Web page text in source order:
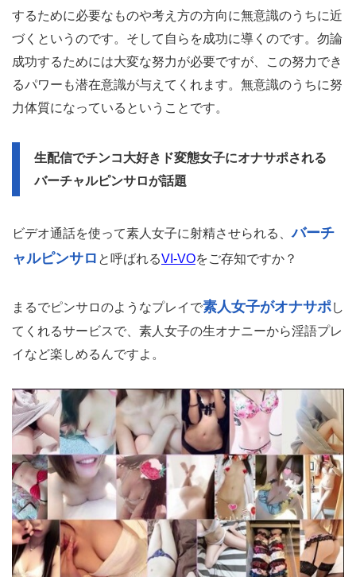
するために必要なものや考え方の方向に無意識のうちに近
づくというのです。そして自らを成功に導くのです。勿論
成功するためには大変な努力が必要ですが、この努力でき
るパワーも潜在意識が与えてくれます。無意識のうちに努
力体質になっているということです。
生配信でチンコ大好きド変態女子にオナサポされる
バーチャルピンサロが話題
ビデオ通話を使って素人女子に射精させられる、バーチ
ャルピンサロ と呼ばれるVI-VOをご存知ですか？
まるでピンサロのようなプレイで素人女子がオナサポし
てくれるサービスで、素人女子の生オナニーから淫語プレ
イなど楽しめるんですよ。